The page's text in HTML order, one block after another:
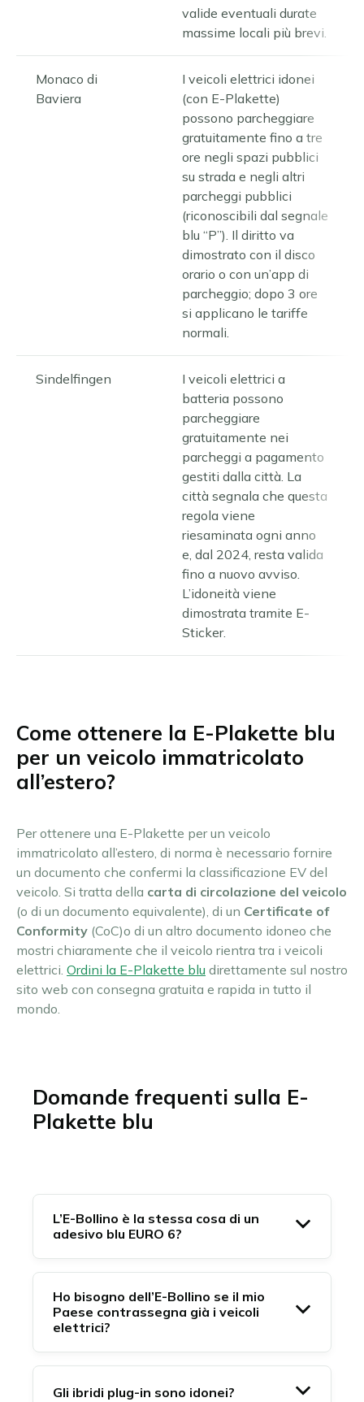
valide eventuali durate
massime locali più brevi.
Monaco di
Baviera
I veicoli elettrici idonei
(con E-Plakette)
possono parcheggiare
gratuitamente fino a tre
ore negli spazi pubblici
su strada e negli altri
parcheggi pubblici
(riconoscibili dal segnale
blu “P”). Il diritto va
dimostrato con il disco
orario o con un’app di
parcheggio; dopo 3 ore
si applicano le tariffe
normali.
Sindelfingen
I veicoli elettrici a
batteria possono
parcheggiare
gratuitamente nei
parcheggi a pagamento
gestiti dalla città. La
città segnala che questa
regola viene
riesaminata ogni anno
e, dal 2024, resta valida
fino a nuovo avviso.
L’idoneità viene
dimostrata tramite E-
Sticker.
Come ottenere la E-Plakette blu
per un veicolo immatricolato
all’estero?
Per ottenere una E-Plakette per un veicolo
immatricolato all’estero, di norma è necessario fornire
un documento che confermi la classificazione EV del
veicolo. Si tratta della carta di circolazione del veicolo
(o di un documento equivalente), di un Certificate of
Conformity (CoC)o di un altro documento idoneo che
mostri chiaramente che il veicolo rientra tra i veicoli
elettrici. Ordini la E-Plakette blu direttamente sul nostro
sito web con consegna gratuita e rapida in tutto il
mondo.
Domande frequenti sulla E-
Plakette blu
L’E-Bollino è la stessa cosa di un
adesivo blu EURO 6?
Ho bisogno dell’E-Bollino se il mio
Paese contrassegna già i veicoli
elettrici?
Gli ibridi plug-in sono idonei?